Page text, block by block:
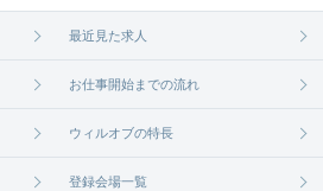
最近見た求人
お仕事開始までの流れ
ウィルオブの特長
登録会場一覧